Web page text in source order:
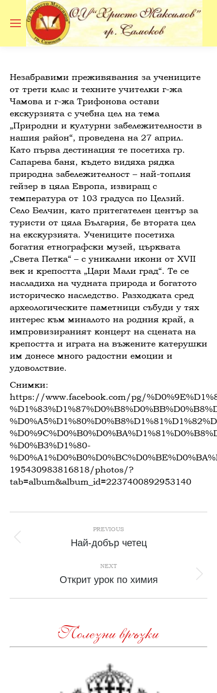
Незабравими преживявания за учениците
от трети клас и техните учителки г-жа
Чамова и г-жа Трифонова остави
екскурзията с учебна цел на тема
„Природни и културни забележителности в
нашия район“, проведена на 27 април.
Като първа дестинация те посетиха гр.
Сапарева баня, където видяха рядка
природна забележителност – най-топлия
гейзер в цяла Европа, извиращ с
температура от 103 градуса по Целзий.
Село Белчин, като притегателен център за
туристи от цяла България, бе втората цел
на екскурзията. Учениците посетиха
богатия етнографски музей, църквата
„Света Петка“ – с уникални икони от XVII
век и крепостта „Цари Мали град“. Те се
насладиха на чудната природа и богатото
историческо наследство. Разходката сред
археологическите паметници събуди у тях
интерес към миналото на родния край, а
импровизираният концерт на сцената на
крепостта и играта на въжените катерушки
им донесе много радостни емоции и
удоволствие.
Снимки:
https://www.facebook.com/pg/
%D0%B3%D1%80-
195430983816818/photos/?
tab=album&album_id=2237400892953140
navigation
PREVIOUS
Previous
Най-добър четец
NEXT
Next
Открит урок по химия
Полезни връзки